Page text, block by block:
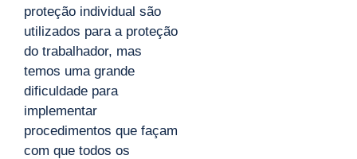
proteção individual são
utilizados para a proteção
do trabalhador, mas
temos uma grande
dificuldade para
implementar
procedimentos que façam
com que todos os